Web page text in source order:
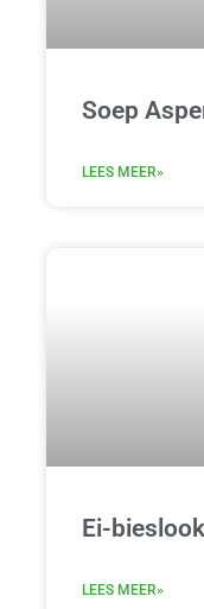
Soep
LEES MEER»
Ei-
LEES MEER»